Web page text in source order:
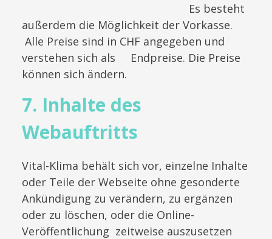
Es besteht
außerdem die Möglichkeit der Vorkasse.
Alle Preise sind in CHF angegeben und
verstehen sich als Endpreise. Die Preise
können sich ändern.
7. Inhalte des
Webauftritts
Vital-Klima behält sich vor, einzelne Inhalte
oder Teile der Webseite ohne gesonderte
Ankündigung zu verändern, zu ergänzen
oder zu löschen, oder die Online-
Veröffentlichung zeitweise auszusetzen